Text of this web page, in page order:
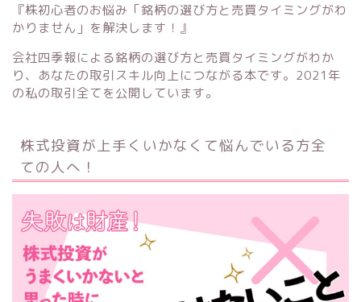
『株初心者のお悩み「銘柄の選び方と売買タイミングがわ
かりません」を解決します！』
会社四季報による銘柄の選び方と売買タイミングがわか
り、あなたの取引スキル向上につながる本です。2021年
の私の取引全てを公開しています。
株式投資が上手くいかなくて悩んでいる方全
ての人へ！